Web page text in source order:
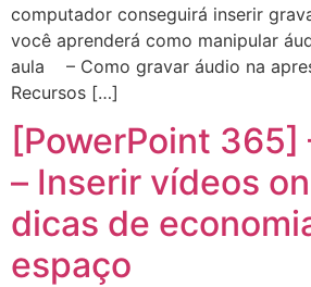
computador conseguirá inserir
você aprenderá como manipular
aula – Como gravar áudio na
Recursos […]
[PowerPoint 365]
– Inserir vídeos
dicas de
espaço